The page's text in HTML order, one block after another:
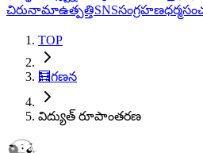
చిరునామాఉత్పత్తిSNSసంగ్రహణ
TOP
🧮గణన
విద్యుత్ రూపాంతరణ